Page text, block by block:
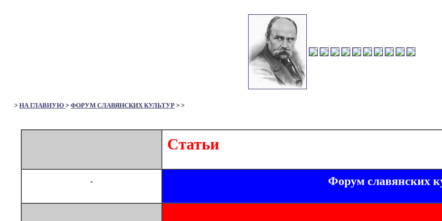
> НА ГЛАВНУЮ > ФОРУМ СЛАВЯНСКИХ КУЛЬТУР > >
Статьи
- Форум славянских